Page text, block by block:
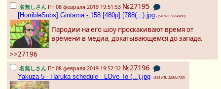
名無しさん Пт 08 февраля 2019 19:51:53 №27195
[HorribleSubs] Gintama - 158 [480p] [788(...).jpg - (54 KB, 656x480)
Пародии на его шоу проскакивают время от
времени в медиа, докатывающемся до запада.
>>27196
名無しさん Пт 08 февраля 2019 19:52:32 №27196
Yakuza 5 - Haruka schedule - LOve To (...).jpg - (191 KB, 1280x720)